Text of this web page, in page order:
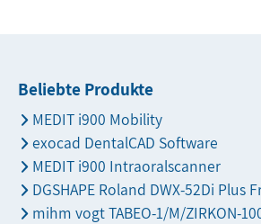
Beliebte Produkte
MEDIT i900 Mobility
exocad DentalCAD Software
MEDIT i900 Intraoralscanner
DGSHAPE Roland DWX-52Di Plus
mihm vogt TABEO-1/M/ZIRKON-